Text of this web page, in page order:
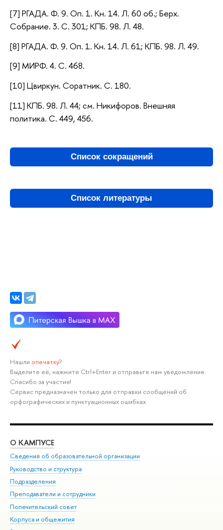
[7] РГАДА. Ф. 9. Оп. 1. Кн. 14. Л. 60 об.; Берх.
Собрание. 3. С. 301; КПБ. 98. Л. 48.
[8] РГАДА. Ф. 9. Оп. 1. Кн. 14. Л. 61; КПБ. 98. Л. 49.
[9] МИРФ. 4. С. 468.
[10] Цвиркун. Соратник. С. 180.
[11] КПБ. 98. Л. 44; см. Никифоров. Внешняя
политика. С. 449, 456.
Список сокращений
Список литературы
Нашли опечатку?
Выделите её, нажмите Ctrl+Enter и отправьте нам уведомление.
Спасибо за участие!
Сервис предназначен только для отправки сообщений об
орфографических и пунктуационных ошибках.
О КАМПУСЕ
Сведения об образовательной организации
Руководство и структура
Подразделения
Преподаватели и сотрудники
Попечительский совет
Корпуса и общежития